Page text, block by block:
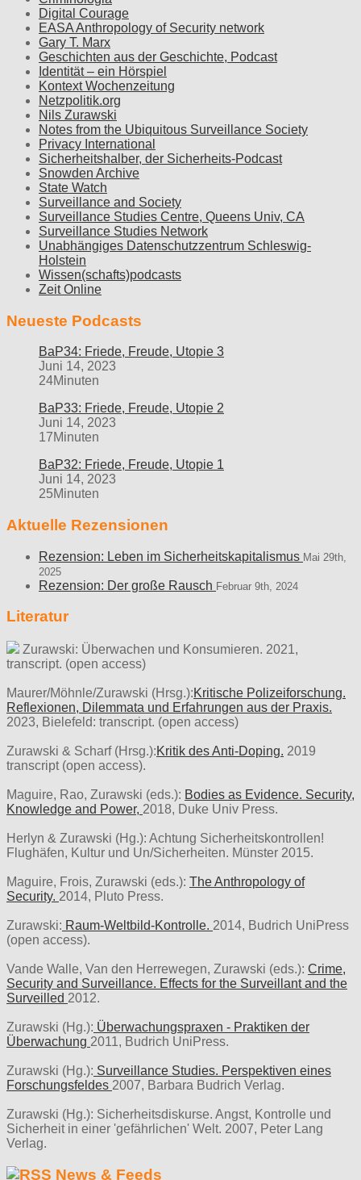
Digital Courage
EASA Anthropology of Security network
Gary T. Marx
Geschichten aus der Geschichte, Podcast
Identität – ein Hörspiel
Kontext Wochenzeitung
Netzpolitik.org
Nils Zurawski
Notes from the Ubiquitous Surveillance Society
Privacy International
Sicherheitshalber, der Sicherheits-Podcast
Snowden Archive
State Watch
Surveillance and Society
Surveillance Studies Centre, Queens Univ, CA
Surveillance Studies Network
Unabhängiges Datenschutzzentrum Schleswig-
Holstein
Wissen(schafts)podcasts
Zeit Online
Neueste Podcasts
BaP34: Friede, Freude, Utopie 3
Juni 14, 2023
24Minuten
BaP33: Friede, Freude, Utopie 2
Juni 14, 2023
17Minuten
BaP32: Friede, Freude, Utopie 1
Juni 14, 2023
25Minuten
Aktuelle Rezensionen
Rezension: Leben im Sicherheitskapitalismus Mai 29th,
2025
Rezension: Der große Rausch Februar 9th, 2024
Literatur
Zurawski: Überwachen und Konsumieren. 2021,
transcript. (open access)
Maurer/Möhnle/Zurawski (Hrsg.):Kritische Polizeiforschung.
Reflexionen, Dilemmata und Erfahrungen aus der Praxis.
2023, Bielefeld: transcript. (open access)
Zurawski & Scharf (Hrsg.):Kritik des Anti-Doping. 2019
transcript (open access).
Maguire, Rao, Zurawski (eds.): Bodies as Evidence. Security,
Knowledge and Power, 2018, Duke Univ Press.
Herlyn & Zurawski (Hg.): Achtung Sicherheitskontrollen!
Flughäfen, Kultur und Un/Sicherheiten. Münster 2015.
Maguire, Frois, Zurawski (eds.): The Anthropology of
Security. 2014, Pluto Press.
Zurawski: Raum-Weltbild-Kontrolle. 2014, Budrich UniPress
(open access).
Vande Walle, Van den Herrewegen, Zurawski (eds.): Crime,
Security and Surveillance. Effects for the Surveillant and the
Surveilled 2012.
Zurawski (Hg.): Überwachungspraxen - Praktiken der
Überwachung 2011, Budrich UniPress.
Zurawski (Hg.): Surveillance Studies. Perspektiven eines
Forschungsfeldes 2007, Barbara Budrich Verlag.
Zurawski (Hg.): Sicherheitsdiskurse. Angst, Kontrolle und
Sicherheit in einer 'gefährlichen' Welt. 2007, Peter Lang
Verlag.
News & Feeds